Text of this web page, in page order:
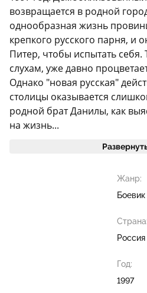
возвращается в родной
однообразная жизнь
крепкого русского парня, и
Питер, чтобы испытать
слухам, уже давно
Однако "новая русская"
столицы оказывается
родной брат Данилы, как
на жизнь...
Жанр:
Боевик
Страна:
Россия
Год:
1997